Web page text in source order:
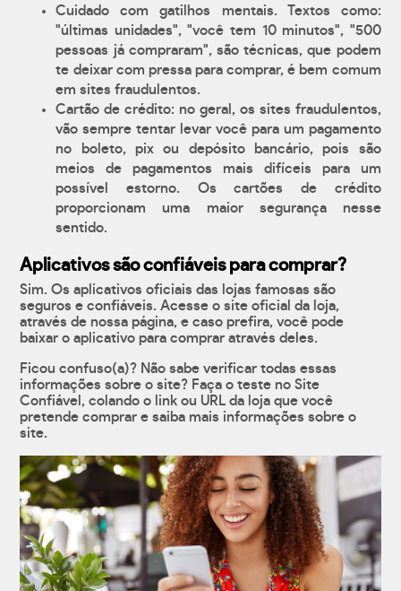
Cuidado com gatilhos mentais. Textos como:
"últimas unidades", "você tem 10 minutos", "500
pessoas já compraram", são técnicas, que podem
te deixar com pressa para comprar, é bem comum
em sites fraudulentos.
Cartão de crédito: no geral, os sites fraudulentos,
vão sempre tentar levar você para um pagamento
no boleto, pix ou depósito bancário, pois são
meios de pagamentos mais difíceis para um
possível estorno. Os cartões de crédito
proporcionam uma maior segurança nesse
sentido.
Aplicativos são confiáveis para comprar?
Sim. Os aplicativos oficiais das lojas famosas são
seguros e confiáveis. Acesse o site oficial da loja,
através de nossa página, e caso prefira, você pode
baixar o aplicativo para comprar através deles.
Ficou confuso(a)? Não sabe verificar todas essas
informações sobre o site? Faça o teste no Site
Confiável, colando o link ou URL da loja que você
pretende comprar e saiba mais informações sobre o
site.